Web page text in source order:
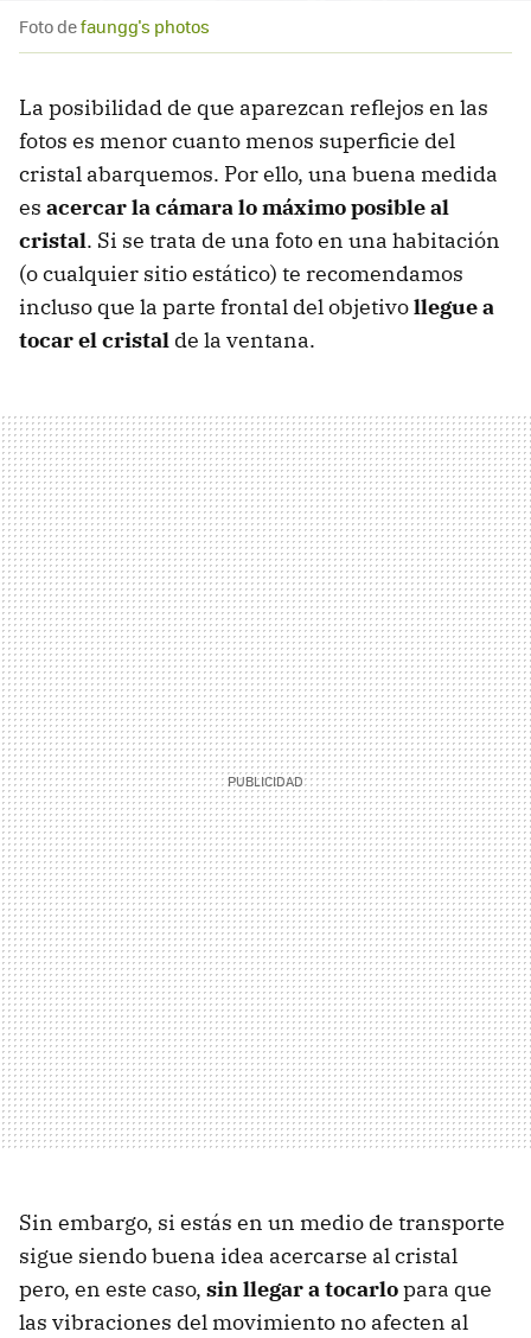
Foto defaungg's photos
La posibilidad de que aparezcan reflejos en las
fotos es menor cuanto menos superficie del
cristal abarquemos. Por ello, una buena medida
es acercar la cámara lo máximo posible al
cristal. Si se trata de una foto en una habitación
(o cualquier sitio estático) te recomendamos
incluso que la parte frontal del objetivollegue a
tocar el cristal de la ventana.
Sin embargo, si estás en un medio de transporte
sigue siendo buena idea acercarse al cristal
pero, en este caso, sin llegar a tocarlopara que
las vibraciones del movimiento no afecten al